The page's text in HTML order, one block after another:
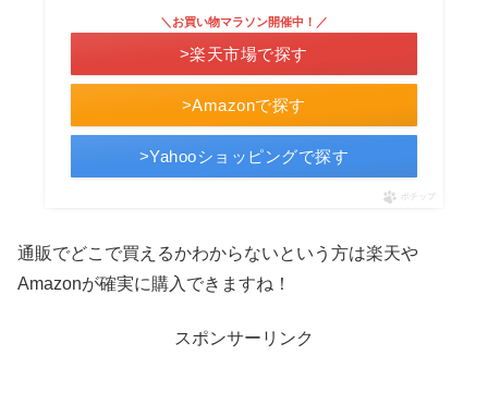
>Amazonで探す
＼お買い物マラソン開催中！／
>楽天市場で探す
>Yahooショッピングで探す
ポチップ
通販でどこで買えるかわからないという方は楽天や
Amazonが確実に購入できますね！
スポンサーリンク